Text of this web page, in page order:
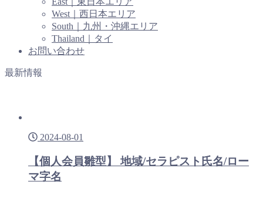
West｜西日本エリア
South｜九州・沖縄エリア
Thailand｜タイ
お問い合わせ
最新情報
2024-08-01
【個人会員雛型】 地域/セラピスト氏名/ロー
マ字名